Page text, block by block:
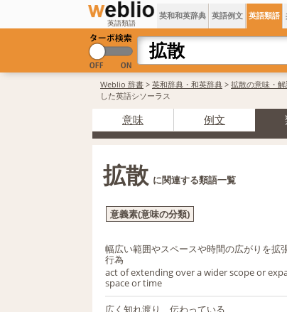
英語類語
英和和英辞典 英語例文 英語類語
Weblio 辞書 > 英和辞典・和英辞典 > 拡散の意味・
した英語シソーラス
意味 例文
拡散 に関連する類語一覧
意義素(意味の分類)
幅広い範囲やスペースや時間の広がりを拡
行為
act of extending over a wider scope or
space or time
広く知れ渡り、伝わっている